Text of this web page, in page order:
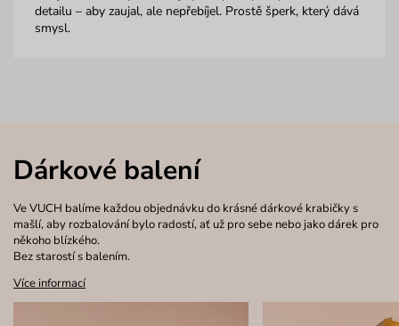
detailu – aby zaujal, ale nepřebíjel. Prostě šperk, který dává
smysl.
Dárkové balení
Ve VUCH balíme každou objednávku do krásné dárkové krabičky s
mašlí, aby rozbalování bylo radostí, ať už pro sebe nebo jako dárek pro
někoho blízkého.
Bez starostí s balením.
Více informací